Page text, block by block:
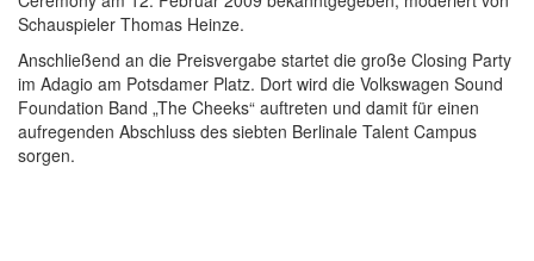
Schauspieler Thomas Heinze.
Anschließend an die Preisvergabe startet die große Closing Party
im Adagio am Potsdamer Platz. Dort wird die Volkswagen Sound
Foundation Band „The Cheeks“ auftreten und damit für einen
aufregenden Abschluss des siebten Berlinale Talent Campus
sorgen.